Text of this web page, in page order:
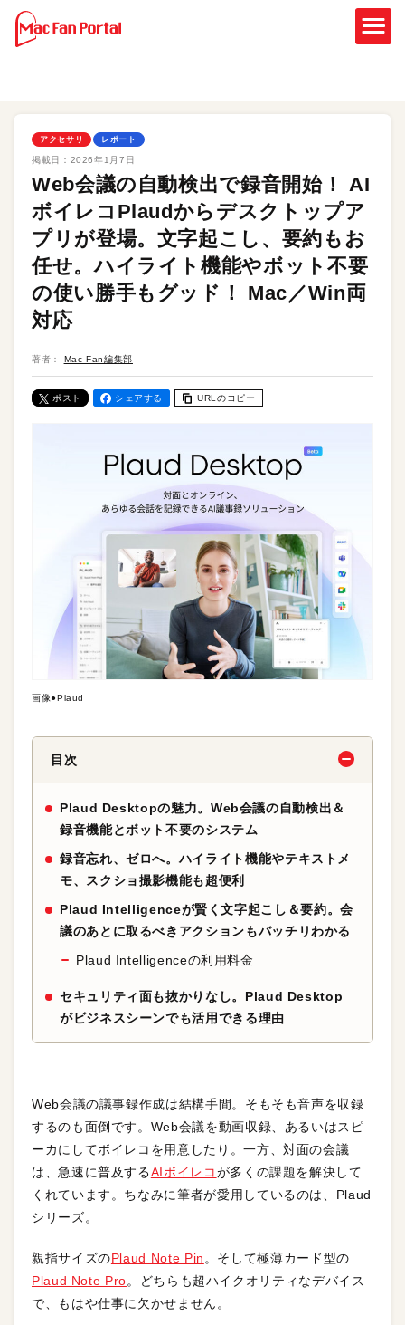
アクセサリ レポート
掲載日： 2026年1月7日
Web会議の自動検出で録音開始！ AI
ボイレコPlaudからデスクトップア
プリが登場。文字起こし、要約もお
任せ。ハイライト機能やボット不要
の使い勝手もグッド！ Mac／Win両
対応
著者： Mac Fan編集部
ポスト シェアする URLのコピー
画像●Plaud
目次
Plaud Desktopの魅力。Web会議の自動検出＆
録音機能とボット不要のシステム
録音忘れ、ゼロへ。ハイライト機能やテキストメ
モ、スクショ撮影機能も超便利
Plaud Intelligenceが賢く文字起こし＆要約。会
議のあとに取るべきアクションもバッチリわかる
Plaud Intelligenceの利用料金
セキュリティ面も抜かりなし。Plaud Desktop
がビジネスシーンでも活用できる理由
Web会議の議事録作成は結構手間。そもそも音声を収録
するのも面倒です。Web会議を動画収録、あるいはスピ
ーカにしてボイレコを用意したり。一方、対面の会議
は、急速に普及するAIボイレコが多くの課題を解決して
くれています。ちなみに筆者が愛用しているのは、Plaud
シリーズ。
親指サイズのPlaud Note Pin 。そして極薄カード型の
Plaud Note Pro。どちらも超ハイクオリティなデバイス
で、もはや仕事に欠かせません。